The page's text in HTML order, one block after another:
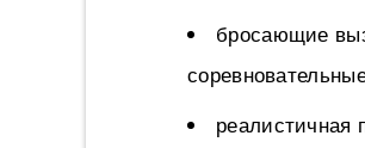
бросающие
реалистичная